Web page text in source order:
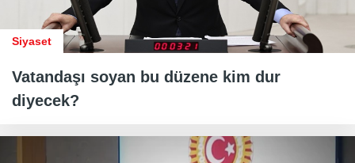
Siyaset
Vatandaşı soyan bu düzene kim dur
diyecek?